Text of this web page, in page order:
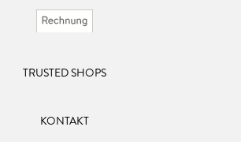
TRUSTED SHOPS
KONTAKT